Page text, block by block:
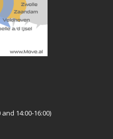
14:00-16:00)